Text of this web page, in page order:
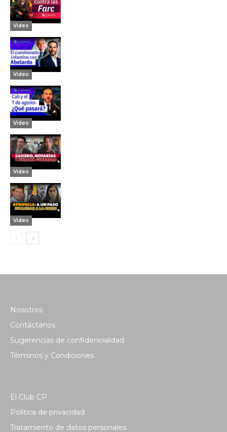
Video
Video
Video
Video
Video
Nosotros
Contáctanos
Sugerencias de confidencialidad
Términos y Condiciones
El Club CP
Política de privacidad
Tratamiento de datos personales